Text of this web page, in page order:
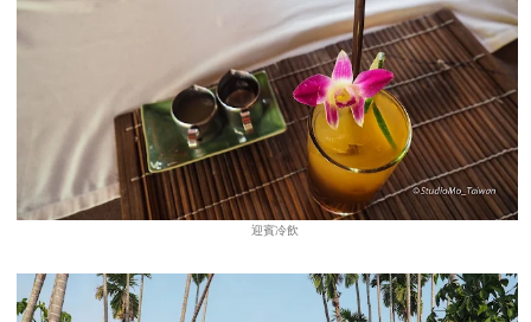
迎賓冷飲